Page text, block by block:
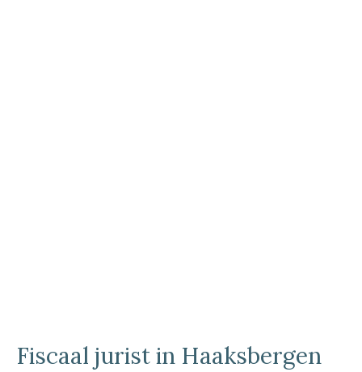
Fiscaal jurist in Haaksbergen